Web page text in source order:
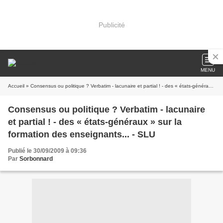
Publicité
MENU
Accueil » Consensus ou politique ? Verbatim - lacunaire et partial ! - des « états-généraux » sur la formation des enseignants... - SLU
Consensus ou politique ? Verbatim - lacunaire
et partial ! - des « états-généraux » sur la
formation des enseignants... - SLU
Publié le 30/09/2009 à 09:36
Par Sorbonnard